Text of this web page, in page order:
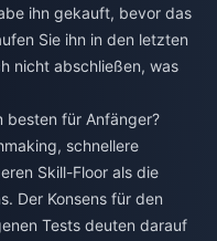
ihn gekauft, bevor das
Sie ihn in den letzten
nicht abschließen, was
besten für Anfänger?
schnellere
Skill-Floor als die
Der Konsens für den
Tests deuten darauf